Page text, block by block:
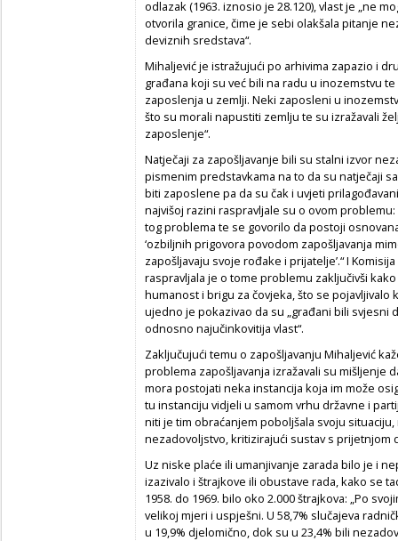
odlazak (1963. iznosio je 28.120), vlast je „ne
otvorila granice, čime je sebi olakšala pitanje
deviznih sredstava“.
Mihaljević je istražujući po arhivima zapazio i
građana koji su već bili na radu u inozemstvu
zaposlenja u zemlji. Neki zaposleni u
što su morali napustiti zemlju te su izražavali
zaposlenje“.
Natječaji za zapošljavanje bili su stalni izvor
pismenim predstavkama na to da su natječaji
biti zaposlene pa da su čak i uvjeti
najvišoj razini raspravljale su o ovom
tog problema te se govorilo da postoji
‘ozbiljnih prigovora povodom zapošljavanja
zapošljavaju svoje rođake i prijatelje’.“ I
raspravljala je o tome problemu zaključivši
humanost i brigu za čovjeka, što se pojavljivalo
ujedno je pokazivao da su „građani bili svjesni
odnosno najučinkovitija vlast“.
Zaključujući temu o zapošljavanju Mihaljević
problema zapošljavanja izražavali su mišljenje
mora postojati neka instancija koja im može
tu instanciju vidjeli u samom vrhu državne i
niti je tim obraćanjem poboljšala svoju
nezadovoljstvo, kritizirajući sustav s prijetnjom
Uz niske plaće ili umanjivanje zarada bilo je i
izazivalo i štrajkove ili obustave rada, kako se
1958. do 1969. bilo oko 2.000 štrajkova: „Po
velikoj mjeri i uspješni. U 58,7% slučajeva
u 19,9% djelomično, dok su u 23,4% bili